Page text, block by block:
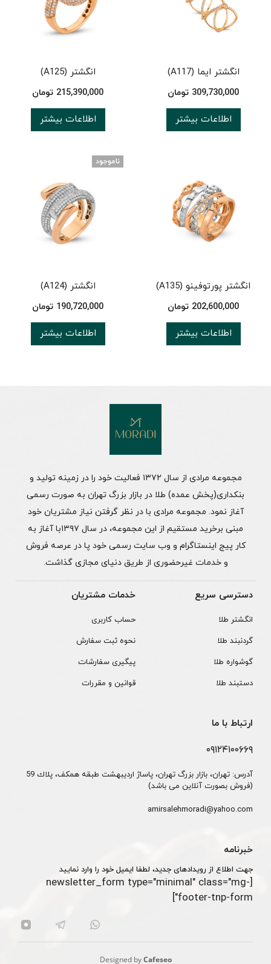
انگشتر ایما (A117)
309,730,000 تومان
اطلاعات بیشتر
انگشتر (A125)
215,390,000 تومان
اطلاعات بیشتر
انگشتر پورتوفینو (A135)
202,600,000 تومان
اطلاعات بیشتر
ناموجود
انگشتر (A124)
190,720,000 تومان
اطلاعات بیشتر
مجموعه مرادی از سال ۱۳۷۲ فعالیت خود را در زمینه تولید و
بنکداری(پخش عمده) طلا در بازار بزرگ تهران به صورت رسمی
آغاز نمود. مجموعه مرادی با در نظر گرفتن نیاز مشتریان خود
مبنی برخرید مستقیم از این مجموعه، در سال ۱۳۹۷با آغاز به
کار پیج اینستاگرام و وب سایت رسمی خود پا در عرصه فروش
و خدمات غیرحضوری از طریق دنیای مجازی گذاشت.
دسترسی سریع
انگشتر طلا
گردنبند طلا
گوشواره طلا
دستبند طلا
خدمات مشتریان
حساب کاربری
نحوه ثبت سفارش
پیگیری سفارشات
قوانین و مقررات
ارتباط با ما
۰۹۱۲۴۱۰۰۶۶۹
آدرس: تهران، بازار بزرگ تهران، پاساژ ارديبهشت طبقه همكف، پلاك 59
(فروش بصورت آنلاین می باشد)
amirsalehmoradi@yahoo.com
خبرنامه
جهت اطلاع از رویدادهای جدید، لطفا ایمیل خود را وارد نمایید
[newsletter_form type="minimal" class="mg-
footer-tnp-form"]
Designed byCafeseo